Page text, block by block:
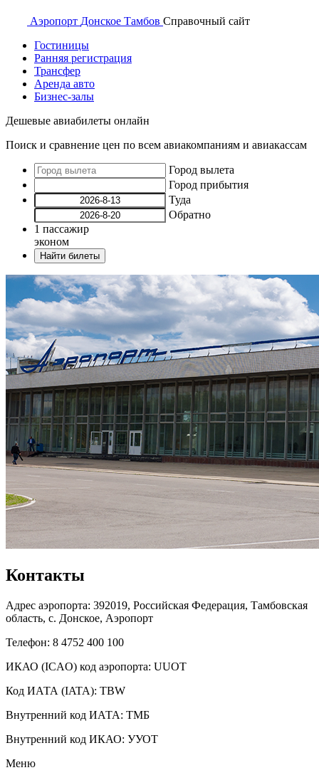
Аэропорт Донское Тамбов Справочный сайт
Гостиницы
Ранняя регистрация
Трансфер
Аренда авто
Бизнес-залы
Дешевые авиабилеты онлайн
Поиск и сравнение цен по всем авиакомпаниям и авиакассам
Город вылета
Город прибытия
Туда
Обратно
1 пассажир
эконом
Найти билеты
Контакты
Адрес аэропорта: 392019, Российская Федерация, Тамбовская
область, с. Донское, Аэропорт
Телефон: 8 4752 400 100
ИКАО (ICAO) код аэропорта: UUOT
Код ИАТА (IATA): TBW
Внутренний код ИАТА: ТМБ
Внутренний код ИКАО: УУОТ
Меню